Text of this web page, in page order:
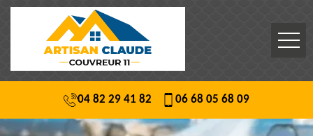
04 82 29 41 82 06 68 05 68 09